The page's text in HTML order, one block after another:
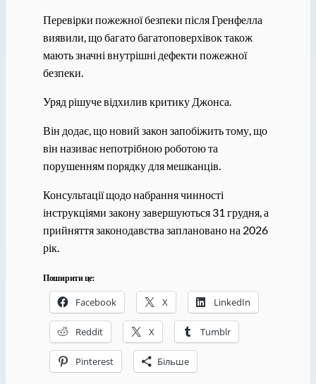
Перевірки пожежної безпеки після Гренфелла
виявили, що багато багатоповерхівок також
мають значні внутрішні дефекти пожежної
безпеки.
Уряд рішуче відхилив критику Джонса.
Він додає, що новий закон запобіжить тому, що
він називає непотрібною роботою та
порушенням порядку для мешканців.
Консультації щодо набрання чинності
інструкціями закону завершуються 31 грудня, а
прийняття законодавства заплановано на 2026
рік.
Поширити це:
Facebook X LinkedIn
Reddit X Tumblr
Pinterest Більше